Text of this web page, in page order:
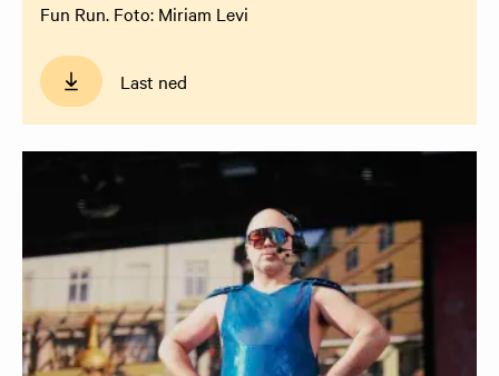
Fun Run. Foto: Miriam Levi
Last ned